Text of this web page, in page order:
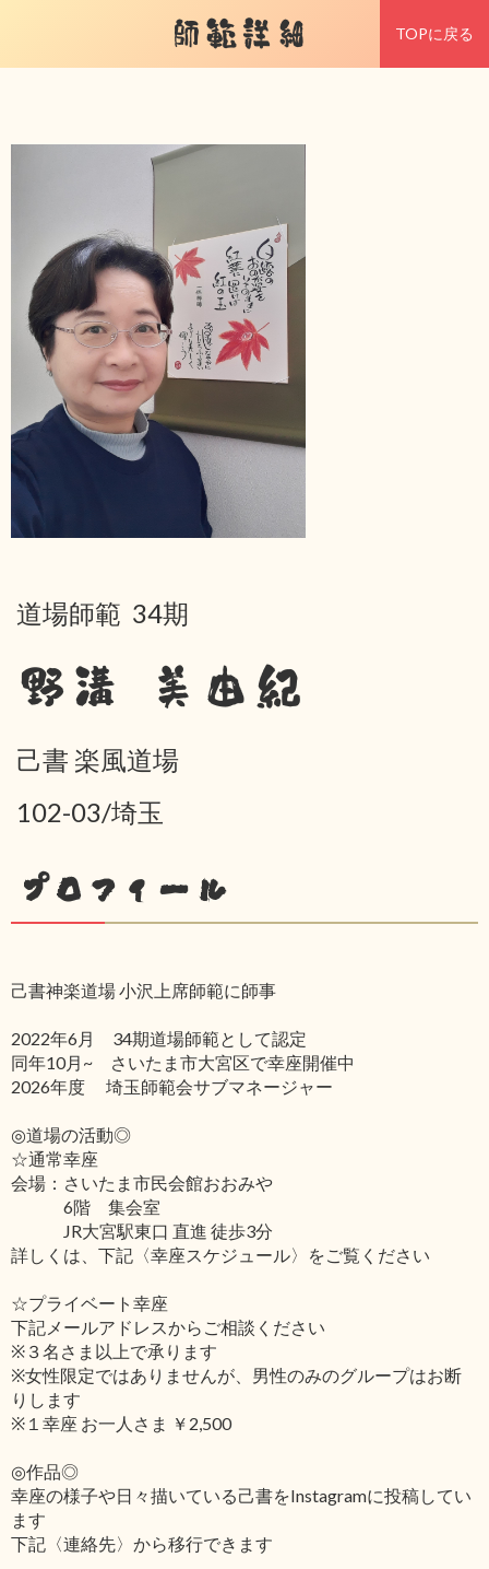
師範詳細 TOPに戻る
道場師範 34期
野溝 美由紀
己書 楽風道場
102-03/埼玉
プロフィール
己書神楽道場 小沢上席師範に師事
2022年6月 34期道場師範として認定
同年10月~ さいたま市大宮区で幸座開催中
2026年度 埼玉師範会サブマネージャー
◎道場の活動◎
☆通常幸座
会場：さいたま市民会館おおみや
6階 集会室
JR大宮駅東口 直進 徒歩3分
詳しくは、下記〈幸座スケジュール〉をご覧ください
☆プライベート幸座
下記メールアドレスからご相談ください
※３名さま以上で承ります
※女性限定ではありませんが、男性のみのグループはお断
りします
※１幸座 お一人さま ￥2,500
◎作品◎
幸座の様子や日々描いている己書をInstagramに投稿してい
ます
下記〈連絡先〉から移行できます